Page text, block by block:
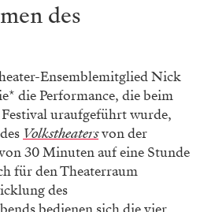
des
Ensemblemitglied Nick
die Performance, die beim
uraufgeführt wurde,
Volkstheatersvon der
30 Minuten auf eine Stunde
für den Theaterraum
des